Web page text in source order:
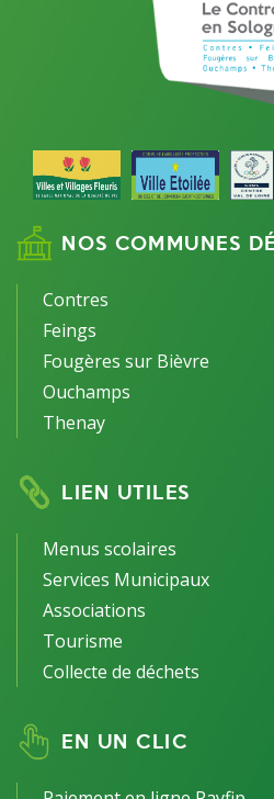
NOS COMMUNES
Contres
Feings
Fougères sur Bièvre
Ouchamps
Thenay
LIEN UTILES
Menus scolaires
Services Municipaux
Associations
Tourisme
Collecte de déchets
EN UN CLIC